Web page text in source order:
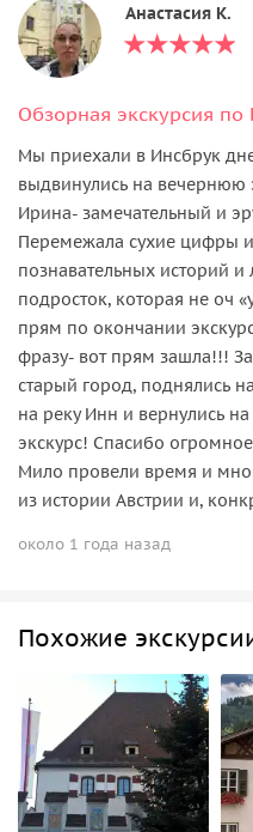
Анастасия К.
Обзорная экскурсия по
Мы приехали в Инсбрук
выдвинулись на вечернюю
Ирина- замечательный и
Перемежала сухие цифры
познавательных историй
подросток, которая не оч
прям по окончании
фразу- вот прям зашла!!!
старый город, поднялись
на реку Инн и вернулись
экскурс! Спасибо
Мило провели время и
из истории Австрии и,
около 1 года назад
Похожие